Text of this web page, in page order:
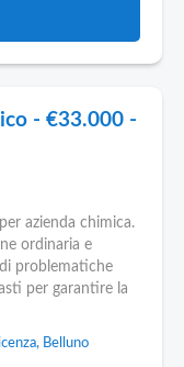
- €33.000 -
per azienda chimica.
ordinaria e
problematiche
per garantire la
Belluno